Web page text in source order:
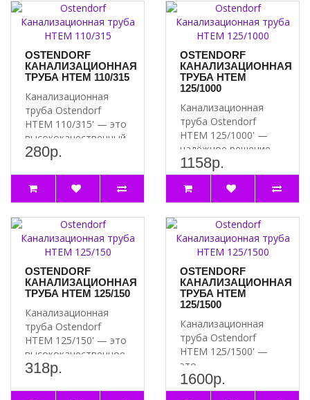
OSTENDORF
КАНАЛИЗАЦИОННАЯ
ТРУБА HTEM 110/315
Канализационная
труба Ostendorf
HTEM 110/315' — это
высококачественный
и надёжный элемент ..
280р.
OSTENDORF
КАНАЛИЗАЦИОННАЯ
ТРУБА HTEM
125/1000
Канализационная
труба Ostendorf
HTEM 125/1000' —
надёжное решение
для вашей
канализации ..
1158р.
OSTENDORF
КАНАЛИЗАЦИОННАЯ
ТРУБА HTEM 125/150
Канализационная
труба Ostendorf
HTEM 125/150' — это
высококачественное
решение для систем ..
318р.
OSTENDORF
КАНАЛИЗАЦИОННАЯ
ТРУБА HTEM
125/1500
Канализационная
труба Ostendorf
HTEM 125/1500' —
это
высококачественный
и надёжный продукт..
1600р.